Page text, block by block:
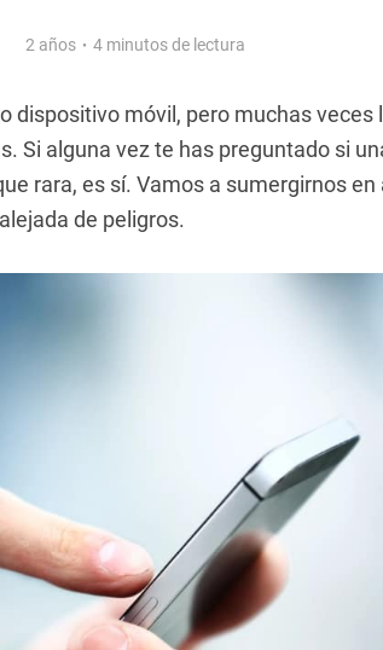
2 años 4 minutos de lectura
dispositivo móvil, pero muchas
Si alguna vez te has preguntado si
rara, es sí. Vamos a sumergirnos
de peligros.